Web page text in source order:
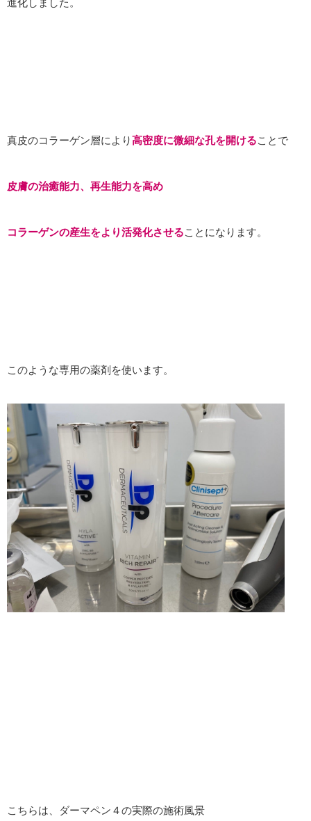
進化しました。
真皮のコラーゲン層により高密度に微細な孔を開けることで
皮膚の治癒能力、再生能力を高め
コラーゲンの産生をより活発化させることになります。
このような専用の薬剤を使います。
こちらは、ダーマペン４の実際の施術風景